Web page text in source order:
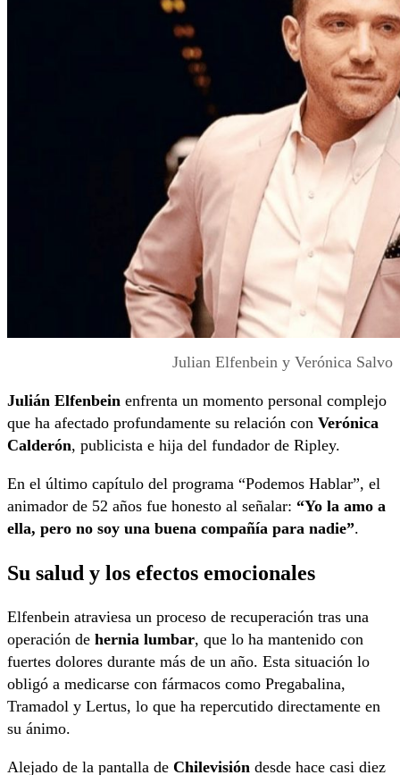
Julian Elfenbein y Verónica Salvo
Julián Elfenbein enfrenta un momento personal complejo
que ha afectado profundamente su relación con Verónica
Calderón, publicista e hija del fundador de Ripley.
En el último capítulo del programa “Podemos Hablar”, el
animador de 52 años fue honesto al señalar: “Yo la amo a
ella, pero no soy una buena compañía para nadie”.
Su salud y los efectos emocionales
Elfenbein atraviesa un proceso de recuperación tras una
operación de hernia lumbar, que lo ha mantenido con
fuertes dolores durante más de un año. Esta situación lo
obligó a medicarse con fármacos como Pregabalina,
Tramadol y Lertus, lo que ha repercutido directamente en
su ánimo.
Alejado de la pantalla de Chilevisión desde hace casi diez